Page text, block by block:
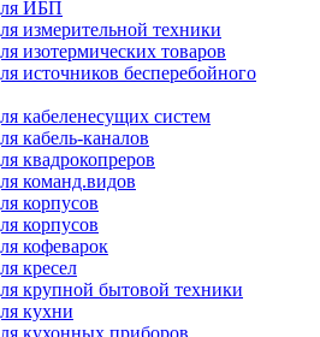
ИБП
измерительной техники
изотермических товаров
источников бесперебойного
кабеленесущих систем
кабель-каналов
квадрокопреров
команд.видов
корпусов
корпусов
кофеварок
кресел
крупной бытовой техники
кухни
кухонных приборов